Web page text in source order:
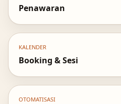
Penawaran
KALENDER
Booking & Sesi
OTOMATISASI